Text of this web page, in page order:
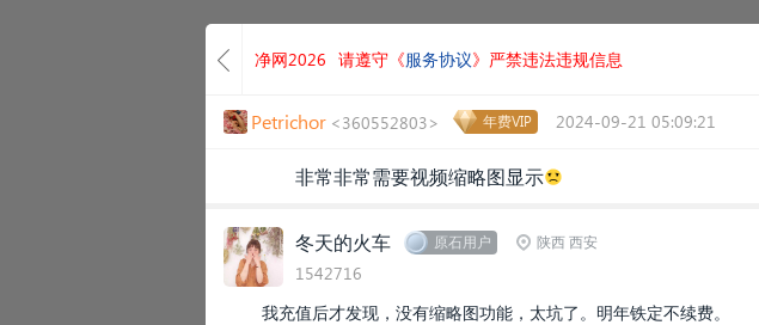
净网2026 请遵守《服务协议》严禁违法违规信息
Petrichor <360552803> 年费VIP 2024-09-21 05:09:21
非常非常需要视频缩略图显示☹️
冬天的火车 原石用户 陕西 西安
1542716
我充值后才发现，没有缩略图功能，太坑了。明年铁定不续费。